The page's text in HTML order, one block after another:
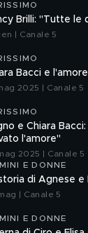
Brilli: "Tutte le
| Canale 5
Bacci e
2025 | Canale 5
e Chiara
l'amore"
2025 | Canale 5
E DONNE
di Agnese e
| Canale 5
E DONNE